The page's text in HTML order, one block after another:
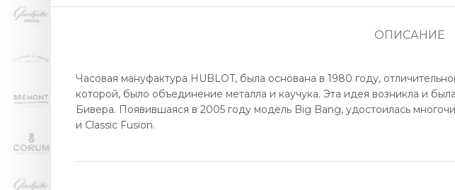
ОПИСАНИЕ
Часовая мануфактура HUBLOT, была основана в 1980 году,
которой, было объединение металла и каучука. Эта идея возникла и
Бивера. Появившаяся в 2005 году модель Big Bang, удостоилась
и Classic Fusion.